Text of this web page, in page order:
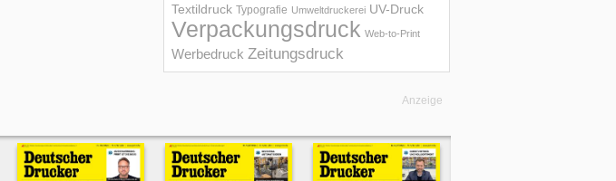
Textildruck Typografie Umweltdruckerei UV-Druck
Verpackungsdruck Web-to-Print
Werbedruck Zeitungsdruck
Anzeige